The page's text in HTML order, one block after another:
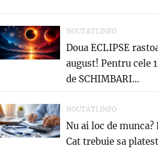
NOUTATI.INFO
Doua ECLIPSE
august! Pentru cele
de SCHIMBARI...
NOUTATI.INFO
Nu ai loc de munca?
Cat trebuie sa